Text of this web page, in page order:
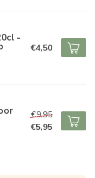
-
€4,50
€9,95
€5,95